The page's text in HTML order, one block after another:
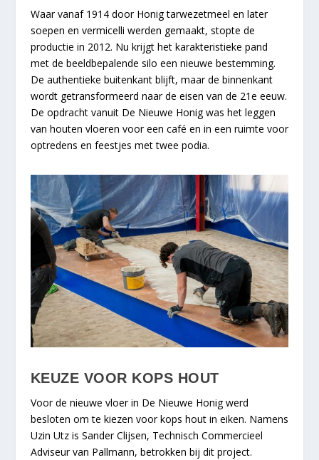
Waar vanaf 1914 door Honig tarwezetmeel en later
soepen en vermicelli werden gemaakt, stopte de
productie in 2012. Nu krijgt het karakteristieke pand
met de beeldbepalende silo een nieuwe bestemming.
De authentieke buitenkant blijft, maar de binnenkant
wordt getransformeerd naar de eisen van de 21e eeuw.
De opdracht vanuit De Nieuwe Honig was het leggen
van houten vloeren voor een café en in een ruimte voor
optredens en feestjes met twee podia.
KEUZE VOOR KOPS HOUT
Voor de nieuwe vloer in De Nieuwe Honig werd
besloten om te kiezen voor kops hout in eiken. Namens
Uzin Utz is Sander Clijsen, Technisch Commercieel
Adviseur van Pallmann, betrokken bij dit project.